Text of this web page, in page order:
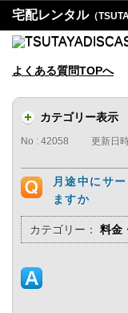
宅配レンタル（
よくある質問TOPへ
カテゴリー表示
No : 42058 更新日
月途中にサ
ますか
カテゴリー： 料金